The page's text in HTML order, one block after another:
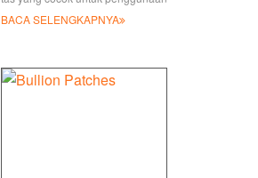
yang berbeda. Tas ini cocok untuk
BACA SELENGKAPNYA